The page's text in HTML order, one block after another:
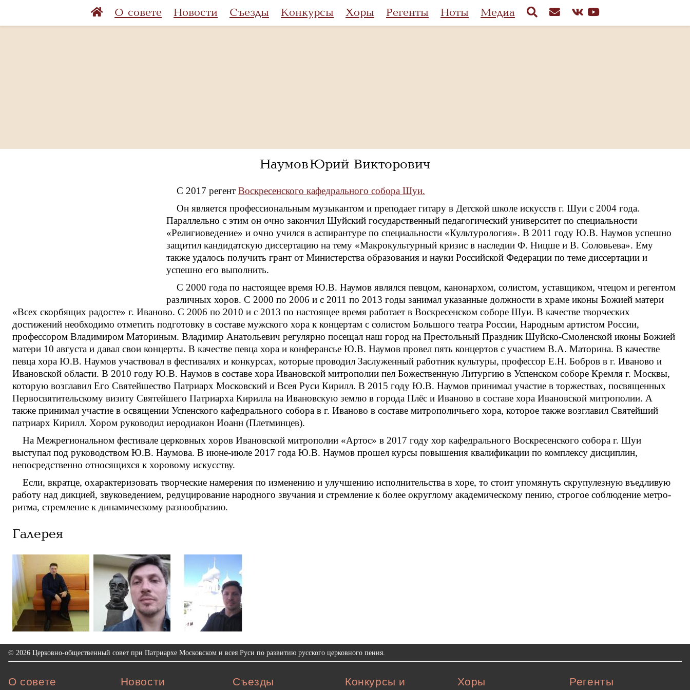
О совете Новости Съезды Конкурсы Хоры Регенты Ноты Медиа
Наумов Юрий Викторович
С 2017 регент Воскресенского кафедрального собора Шуи.
Он является профессиональным музыкантом и преподает гитару в Детской школе искусств г. Шуи с 2004 года.
Параллельно с этим он очно закончил Шуйский государственный педагогический университет по специальности
«Религиоведение» и очно учился в аспирантуре по специальности «Культурология». В 2011 году Ю.В. Наумов успешно
защитил кандидатскую диссертацию на тему «Макрокультурный кризис в наследии Ф. Ницше и В. Соловьева». Ему
также удалось получить грант от Министерства образования и науки Российской Федерации по теме диссертации и
успешно его выполнить.
С 2000 года по настоящее время Ю.В. Наумов являлся певцом, канонархом, солистом, уставщиком, чтецом и регентом
различных хоров. С 2000 по 2006 и с 2011 по 2013 годы занимал указанные должности в храме иконы Божией матери
«Всех скорбящих радосте» г. Иваново. С 2006 по 2010 и с 2013 по настоящее время работает в Воскресенском соборе Шуи. В качестве творческих
достижений необходимо отметить подготовку в составе мужского хора к концертам с солистом Большого театра России, Народным артистом России,
профессором Владимиром Маториным. Владимир Анатольевич регулярно посещал наш город на Престольный Праздник Шуйско-Смоленской иконы Божией
матери 10 августа и давал свои концерты. В качестве певца хора и конферансье Ю.В. Наумов провел пять концертов с участием В.А. Маторина. В качестве
певца хора Ю.В. Наумов участвовал в фестивалях и конкурсах, которые проводил Заслуженный работник культуры, профессор Е.Н. Бобров в г. Иваново и
Ивановской области. В 2010 году Ю.В. Наумов в составе хора Ивановской митрополии пел Божественную Литургию в Успенском соборе Кремля г. Москвы,
которую возглавил Его Святейшество Патриарх Московский и Всея Руси Кирилл. В 2015 году Ю.В. Наумов принимал участие в торжествах, посвященных
Первосвятительскому визиту Святейшего Патриарха Кирилла на Ивановскую землю в города Плёс и Иваново в составе хора Ивановской митрополии. А
также принимал участие в освящении Успенского кафедрального собора в г. Иваново в составе митрополичьего хора, которое также возглавил Святейший
патриарх Кирилл. Хором руководил иеродиакон Иоанн (Плетминцев).
На Межрегиональном фестивале церковных хоров Ивановской митрополии «Артос» в 2017 году хор кафедрального Воскресенского собора г. Шуи
выступал под руководством Ю.В. Наумова. В июне-июле 2017 года Ю.В. Наумов прошел курсы повышения квалификации по комплексу дисциплин,
непосредственно относящихся к хоровому искусству.
Если, вкратце, охарактеризовать творческие намерения по изменению и улучшению исполнительства в хоре, то стоит упомянуть скрупулезную въедливую
работу над дикцией, звуковедением, редуцирование народного звучания и стремление к более округлому академическому пению, строгое соблюдение метро-
ритма, стремление к динамическому разнообразию.
Галерея
© 2026 Церковно-общественный совет при Патриархе Московском и всея Руси по развитию русского церковного пения.
О совете Новости Съезды Конкурсы и Хоры Регенты